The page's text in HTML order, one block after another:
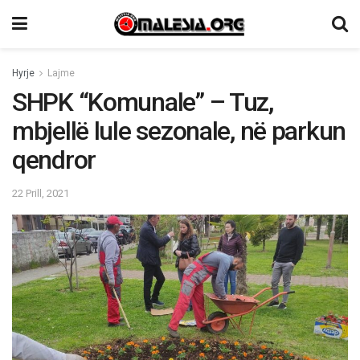
Hyrje Lajme
SHPK “Komunale” – Tuz,
mbjellë lule sezonale, në parkun
qendror
22 Prill, 2021